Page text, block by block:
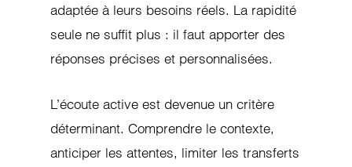
adaptée à leurs besoins réels. La rapidité
seule ne suffit plus : il faut apporter des
réponses précises et personnalisées.
L’écoute active est devenue un critère
déterminant. Comprendre le contexte,
anticiper les attentes, limiter les transferts